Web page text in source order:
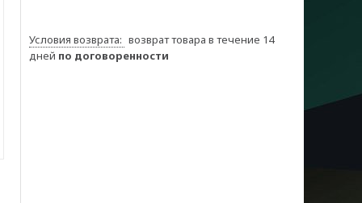
возврат товара в течение 14
дней по договоренности